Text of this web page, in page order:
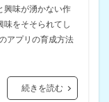
興味が湧かない作
味をそそられてし
アプリの育成方法
続きを読む